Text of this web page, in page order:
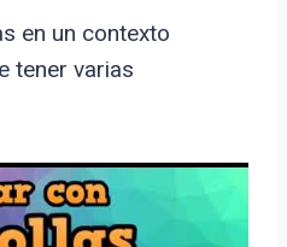
en un contexto
tener varias